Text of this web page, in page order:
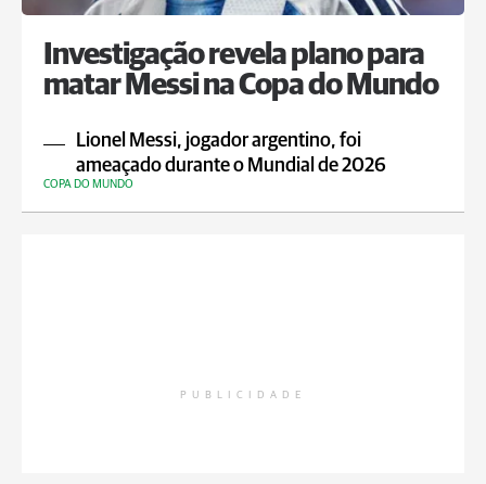
Investigação revela plano para
matar Messi na Copa do Mundo
Lionel Messi, jogador argentino, foi
ameaçado durante o Mundial de 2026
COPA DO MUNDO
PUBLICIDADE